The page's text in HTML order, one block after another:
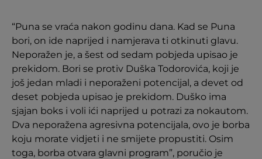
“Puna se vraća nakon godinu dana. Kad se Puna
bori, on ide naprijed i namjerava ti otkinuti glavu.
Neporažen je, a šest od sedam pobjeda upisao je
prekidom. Bori se protiv Duška Todorovića, koji je
još jedan mladi i neporaženi potencijal, a devet od
deset pobjeda upisao je prekidom. Duško ima
sjajan boks i voli ići naprijed u potrazi za nokautom.
Dva neporažena agresivna potencijala, ovo je borba
koju morate vidjeti i ne smijete propustiti. Osim
toga, borba otvara glavni program”, poručio je